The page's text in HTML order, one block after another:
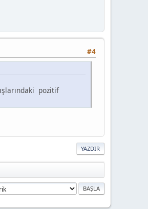
#4
pozitif
YAZDIR